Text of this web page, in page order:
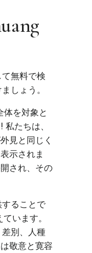
無料で検
しょう。
を対象と
たちは、
見と同じく
示されま
され、その
ることで
います。
別、人種
敬意と寛容